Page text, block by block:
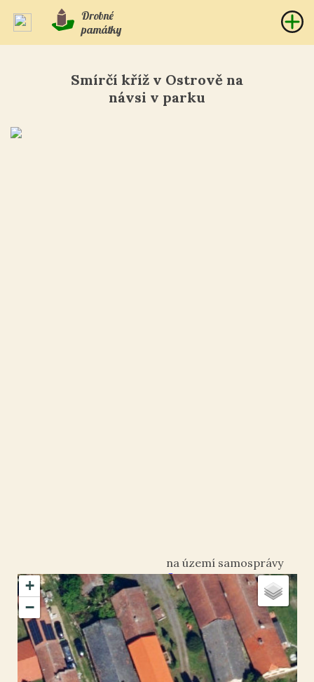
Drobné
památky
Smírčí kříž v Ostrově na
návsi v parku
+
−
Ostrov
okres Chrudim
Ostrov
49.972665
16.031677